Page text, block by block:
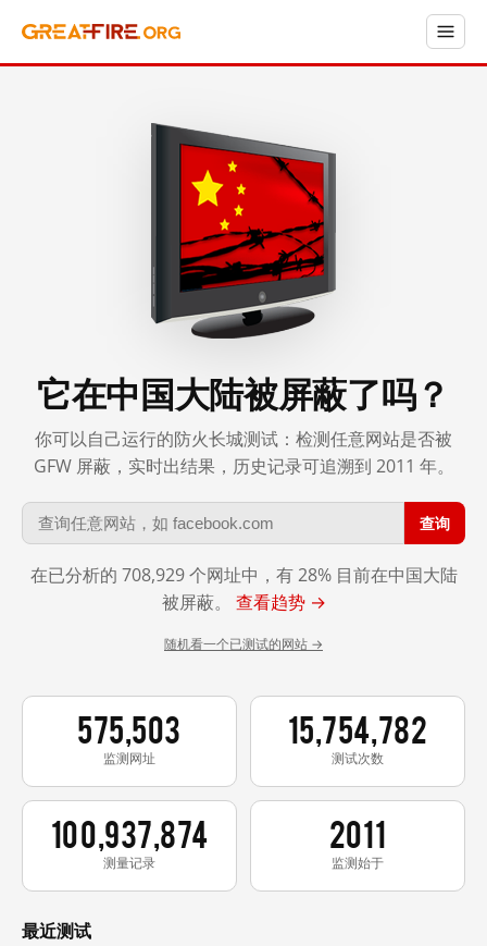
它在中国大陆被屏蔽了吗？
你可以自己运行的防火长城测试：检测任意网站是否被
GFW 屏蔽，实时出结果，历史记录可追溯到 2011 年。
查询
在已分析的 708,929 个网址中，有 28% 目前在中国大陆
被屏蔽。 查看趋势 →
随机看一个已测试的网站 →
575,503
监测网址
15,754,782
测试次数
100,937,874
测量记录
2011
监测始于
最近测试